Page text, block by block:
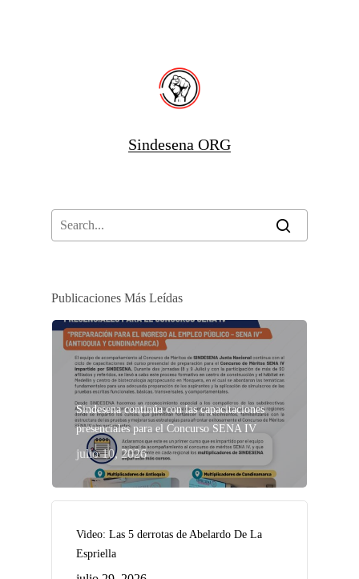
Sindesena ORG
Publicaciones Más Leídas
Sindesena continúa con las capacitaciones
presenciales para el Concurso SENA IV
julio 10, 2026
Video: Las 5 derrotas de Abelardo De La
Espriella